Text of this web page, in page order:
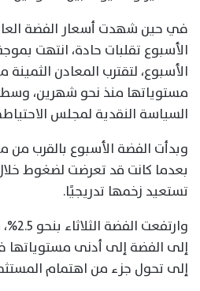
في حين شهدت أسعار الفضة
الأسبوع تقلبات حادة، انتهت
الأسبوع، لتقترب المعادن
مستوياتها منذ نحو شهرين،
السياسة النقدية لمجلس
بعدما كانت قد تعرضت لضغوط
تستعيد زخمها تدريجيًا.
إلى الفضة إلى أدنى
إلى تحول جزء من اهتمام